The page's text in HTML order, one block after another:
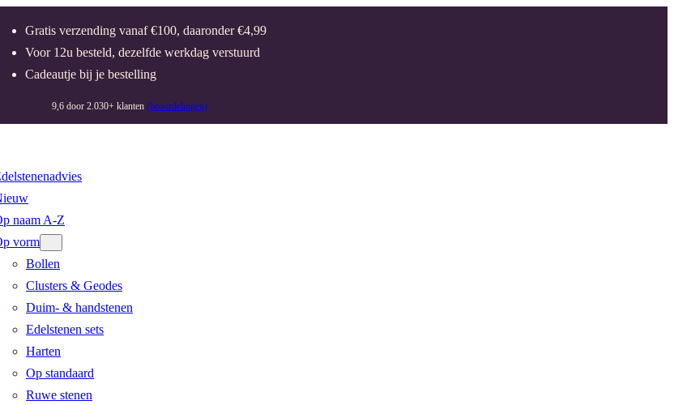
Gratis verzending vanaf €100, daaronder €4,99
Voor 12u besteld, dezelfde werkdag verstuurd
Cadeautje bij je bestelling
9,6 door 2.030+ klanten (beoordelingen)
naam A-Z
vorm
Bollen
Clusters & Geodes
Duim- & handstenen
Edelstenen sets
Harten
Op standaard
Ruwe stenen